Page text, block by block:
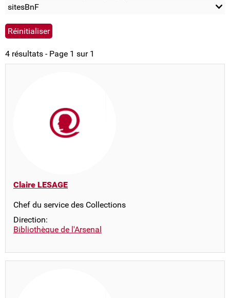
sitesBnF
4 résultats - Page 1 sur 1
Claire LESAGE
Chef du service des Collections
Direction:
Bibliothèque de l'Arsenal